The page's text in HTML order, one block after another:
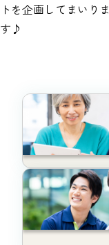
トを企画してまいり
す♪